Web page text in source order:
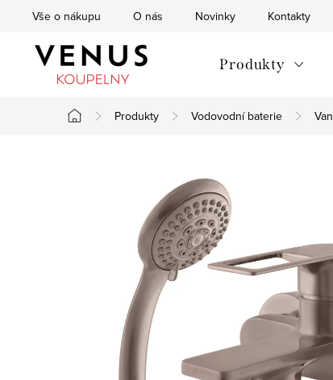
Vše o nákupu O nás Novinky Kontakty
Produkty
Domů
Produkty Vodovodní baterie